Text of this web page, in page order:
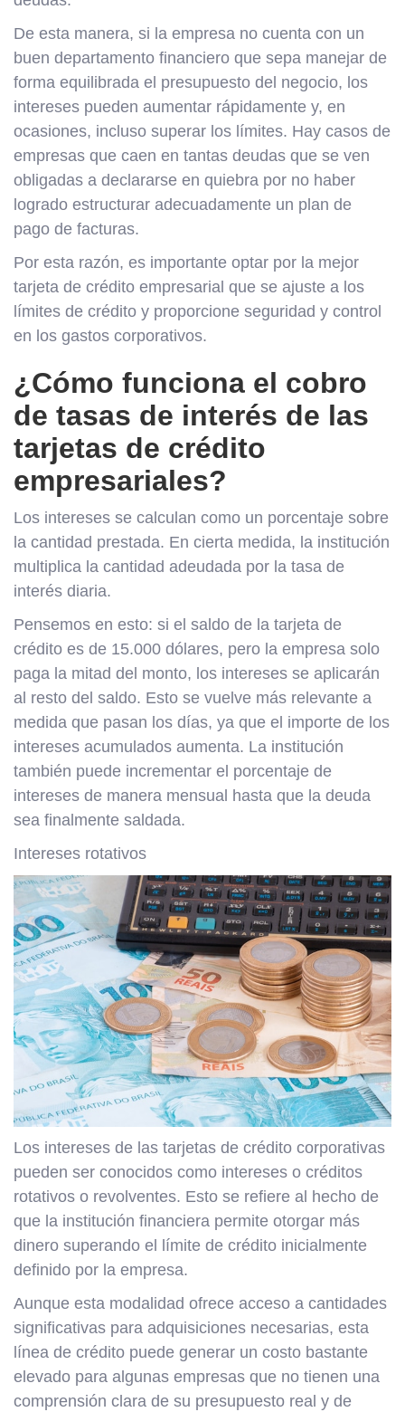
De esta manera, si la empresa no cuenta con un
buen departamento financiero que sepa manejar de
forma equilibrada el presupuesto del negocio, los
intereses pueden aumentar rápidamente y, en
ocasiones, incluso superar los límites. Hay casos de
empresas que caen en tantas deudas que se ven
obligadas a declararse en quiebra por no haber
logrado estructurar adecuadamente un plan de
pago de facturas.
Por esta razón, es importante optar por la mejor
tarjeta de crédito empresarial que se ajuste a los
límites de crédito y proporcione seguridad y control
en los gastos corporativos.
¿Cómo funciona el cobro
de tasas de interés de las
tarjetas de crédito
empresariales?
Los intereses se calculan como un porcentaje sobre
la cantidad prestada. En cierta medida, la institución
multiplica la cantidad adeudada por la tasa de
interés diaria.
Pensemos en esto: si el saldo de la tarjeta de
crédito es de 15.000 dólares, pero la empresa solo
paga la mitad del monto, los intereses se aplicarán
al resto del saldo. Esto se vuelve más relevante a
medida que pasan los días, ya que el importe de los
intereses acumulados aumenta. La institución
también puede incrementar el porcentaje de
intereses de manera mensual hasta que la deuda
sea finalmente saldada.
Intereses rotativos
Los intereses de las tarjetas de crédito corporativas
pueden ser conocidos como intereses o créditos
rotativos o revolventes. Esto se refiere al hecho de
que la institución financiera permite otorgar más
dinero superando el límite de crédito inicialmente
definido por la empresa.
Aunque esta modalidad ofrece acceso a cantidades
significativas para adquisiciones necesarias, esta
línea de crédito puede generar un costo bastante
elevado para algunas empresas que no tienen una
comprensión clara de su presupuesto real y de